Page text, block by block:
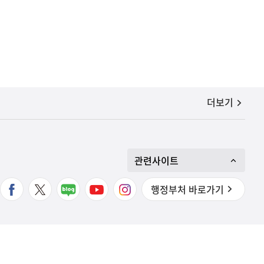
공지사항
더보기
관련사이트
행정부처 바로가기